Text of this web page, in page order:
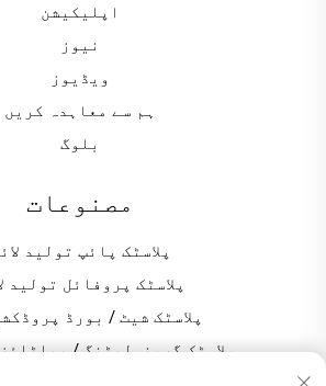
اپلیکیشن
نیوز
ویڈیوز
ہم سے معاہدہ کریں
بلوگ
مصنوعات
پلاسٹک پائپ تولید
پلاسٹک پروفائل تولید
پلاسٹک شیٹ / بورڈ
پلاسٹک گرینولیٹنگ /